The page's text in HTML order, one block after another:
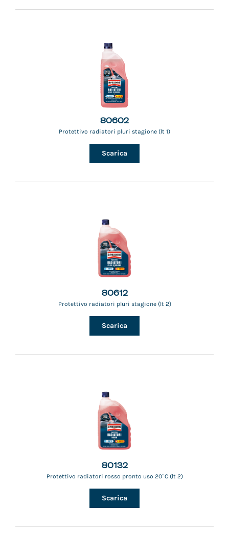
80602
Protettivo radiatori pluri stagione (lt 1)
Scarica
80612
Protettivo radiatori pluri stagione (lt 2)
Scarica
80132
Protettivo radiatori rosso pronto uso 20°C (lt 2)
Scarica